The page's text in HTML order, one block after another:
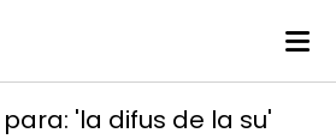
'la difus de la su'